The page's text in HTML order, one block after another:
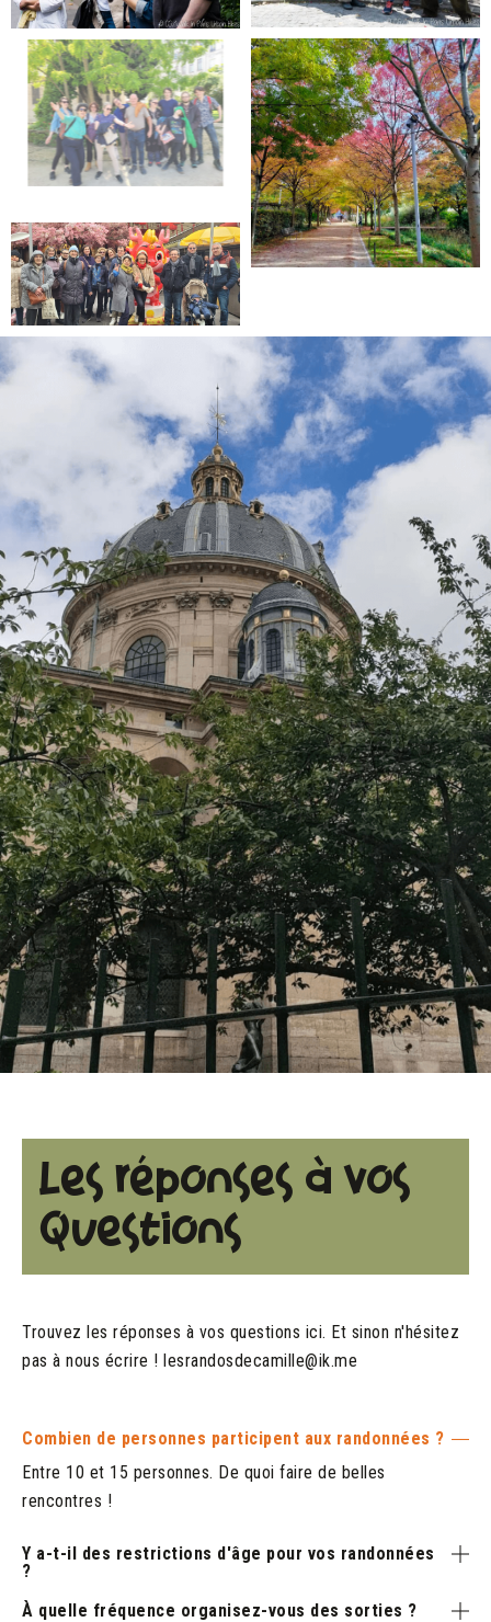
Les réponses à vos
Questions
Trouvez les réponses à vos questions ici. Et sinon n'hésitez
pas à nous écrire ! lesrandosdecamille@ik.me
Combien de personnes participent aux randonnées ?
Entre 10 et 15 personnes. De quoi faire de belles
rencontres !
Y a-t-il des restrictions d'âge pour vos randonnées
?
À quelle fréquence organisez-vous des sorties ?